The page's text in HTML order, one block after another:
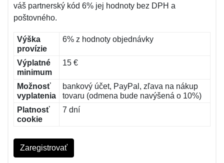
váš partnerský kód 6% jej hodnoty bez DPH a
poštovného.
Výška
provízie
6% z hodnoty objednávky
Výplatné
minimum
15 €
Možnosť
vyplatenia
bankový účet, PayPal, zľava na nákup
tovaru (odmena bude navýšená o 10%)
Platnosť
cookie
7 dní
Zaregistrovať